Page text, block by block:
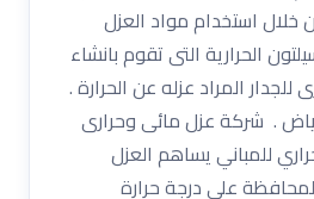
خلال استخدام مواد العزل
الحرارية التى تقوم بانشاء
للجدار المراد عزله عن الحرارة .
. شركة عزل مائى وحرارى
للمباني يساهم العزل
على درجة حرارة